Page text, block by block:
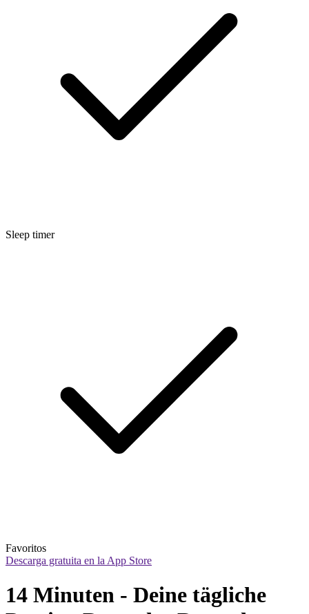
Sleep timer
Favoritos
Descarga gratuita en la App Store
14 Minuten - Deine tägliche